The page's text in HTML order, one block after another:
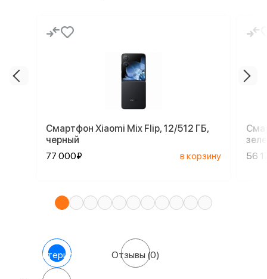
Смартфон Xiaomi Mix Flip, 12/512 ГБ,
черный
77 000₽
в корзину
56
Характеристики Отзывы (0)